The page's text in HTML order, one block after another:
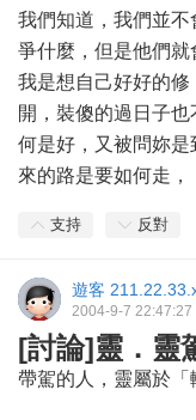
我們知道，我們並不
爭什麼，但是他們
我是想自己好好的
開，裝傻的過日子
何是好，又被問妳
來的路是要如何走，
支持 反對
遊客
2004-9-7 22:47:27
[討論]靈．靈
帶駕的人，靈屬於